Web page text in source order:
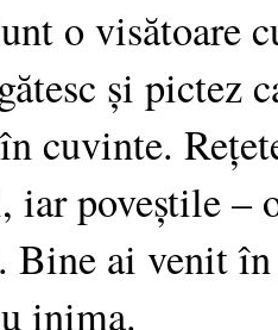
o visătoare
și pictez
cuvinte.
iar poveștile –
Bine ai venit
inima.